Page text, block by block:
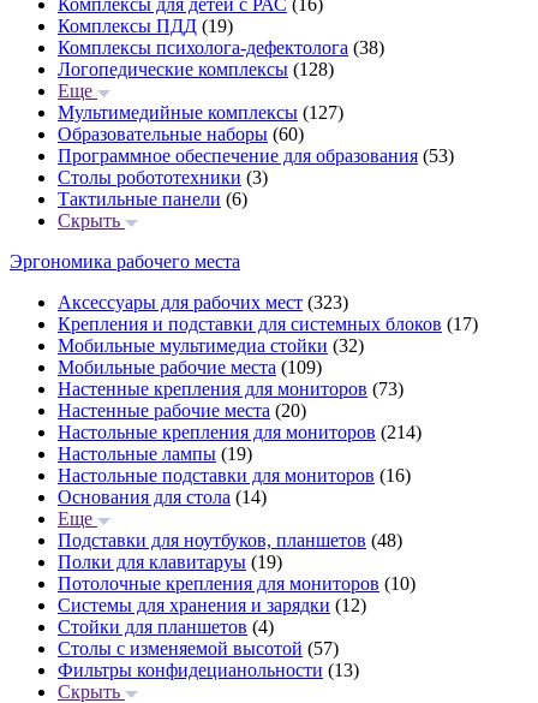
Комплексы для детей с РАС (16)
Комплексы ПДД (19)
Комплексы психолога-дефектолога (38)
Логопедические комплексы (128)
Еще
Мультимедийные комплексы (127)
Образовательные наборы (60)
Программное обеспечение для образования (53)
Столы робототехники (3)
Тактильные панели (6)
Скрыть
Эргономика рабочего места
Аксессуары для рабочих мест (323)
Крепления и подставки для системных блоков (17)
Мобильные мультимедиа стойки (32)
Мобильные рабочие места (109)
Настенные крепления для мониторов (73)
Настенные рабочие места (20)
Настольные крепления для мониторов (214)
Настольные лампы (19)
Настольные подставки для мониторов (16)
Основания для стола (14)
Еще
Подставки для ноутбуков, планшетов (48)
Полки для клавитаруы (19)
Потолочные крепления для мониторов (10)
Системы для хранения и зарядки (12)
Стойки для планшетов (4)
Столы с изменяемой высотой (57)
Фильтры конфидецианольности (13)
Скрыть